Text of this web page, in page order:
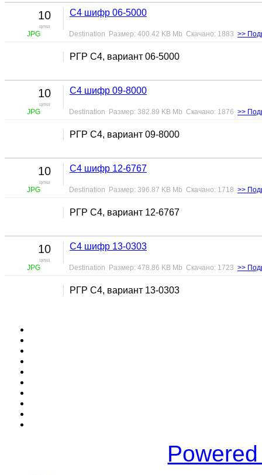
10
цена
JPG
С4 шифр 06-5000
Destination Размер: 400.42 KB Mb Скачано: 1883 >>
РГР С4, вариант 06-5000
10
цена
JPG
С4 шифр 09-8000
Destination Размер: 382.89 KB Mb Скачано: 1876 >>
РГР С4, вариант 09-8000
10
цена
JPG
С4 шифр 12-6767
Destination Размер: 396.87 KB Mb Скачано: 1718 >>
РГР С4, вариант 12-6767
10
цена
JPG
С4 шифр 13-0303
Destination Размер: 478.86 KB Mb Скачано: 1723 >>
РГР С4, вариант 13-0303